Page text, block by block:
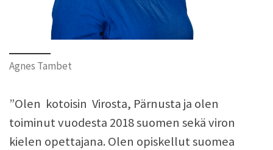
Agnes Tambet
”Olen kotoisin Virosta, Pärnusta ja olen
toiminut vuodesta 2018 suomen sekä viron
kielen opettajana. Olen opiskellut suomea